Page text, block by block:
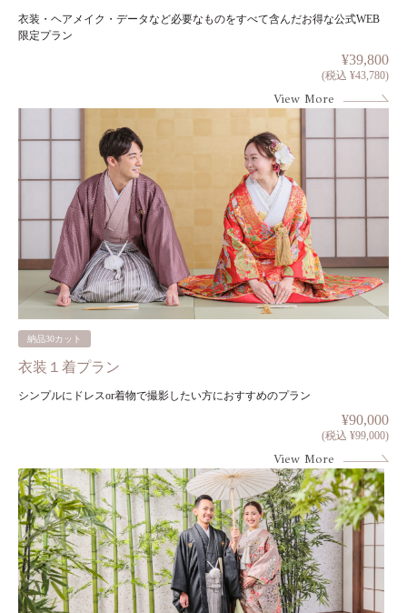
衣装・ヘアメイク・データなど必要なものをすべて含んだお得な公式WEB
限定プラン
¥39,800
(税込 ¥43,780)
View More
納品30カット
衣装１着プラン
シンプルにドレスor着物で撮影したい方におすすめのプラン
¥90,000
(税込 ¥99,000)
View More